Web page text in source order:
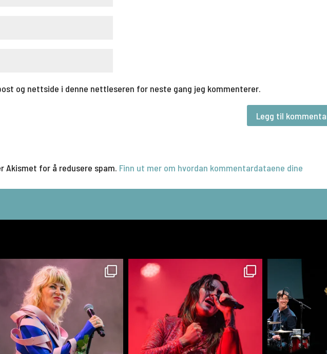
og nettside i denne nettleseren for neste gang jeg kommenterer.
for å redusere spam. Finn ut mer om hvordan kommentardataene dine